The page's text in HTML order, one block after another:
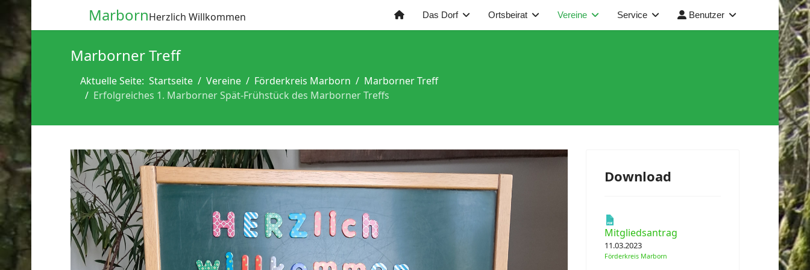
MarbornHerzlich Willkommen Das Dorf Ortsbeirat Vereine Service Benutzer
Marborner Treff
Aktuelle Seite: Startseite Vereine Förderkreis Marborn
Marborner Treff
Erfolgreiches 1. Marborner Spät-Frühstück des Marborner Treffs
Download
Mitgliedsantrag
11.03.2023
Förderkreis Marborn